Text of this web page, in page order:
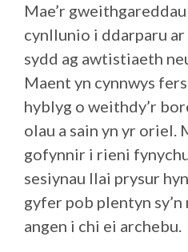
Mae’r
cynllunio i ddarparu
sydd ag awtistiaeth
Maent yn cynnwys
hyblyg o weithdy’r
olau a sain yn yr oriel.
gofynnir i rieni fynychu
sesiynau llai prysur
gyfer pob plentyn sy’n
angen i chi ei archebu.